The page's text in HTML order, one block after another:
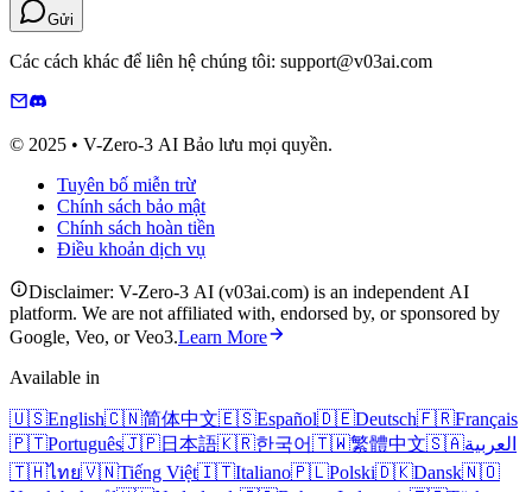
Gửi
Các cách khác để liên hệ chúng tôi: support@v03ai.com
© 2025 • V-Zero-3 AI Bảo lưu mọi quyền.
Tuyên bố miễn trừ
Chính sách bảo mật
Chính sách hoàn tiền
Điều khoản dịch vụ
Disclaimer: V-Zero-3 AI (v03ai.com) is an independent AI
platform. We are not affiliated with, endorsed by, or sponsored by
Google, Veo, or Veo3.Learn More
Available in
🇺🇸English🇨🇳简体中文🇪🇸Español🇩🇪Deutsch🇫🇷Français
🇵🇹Português🇯🇵日本語🇰🇷한국어🇹🇼繁體中文🇸🇦العربية
🇹🇭ไทย🇻🇳Tiếng Việt🇮🇹Italiano🇵🇱Polski🇩🇰Dansk🇳🇴